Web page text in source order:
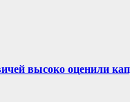
высоко оценили